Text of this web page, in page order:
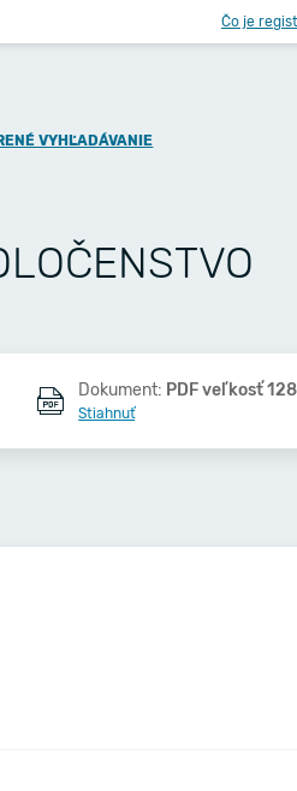
Čo je
VYHĽADÁVANIE
Dokument: PDF veľkosť
Stiahnuť